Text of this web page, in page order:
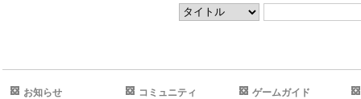
お知らせ コミュニティ ゲームガイド